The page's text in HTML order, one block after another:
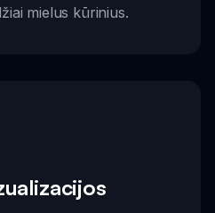
mielus kūrinius.